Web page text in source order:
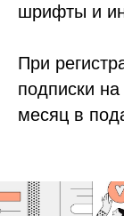
шрифты и
При
подписки
месяц в